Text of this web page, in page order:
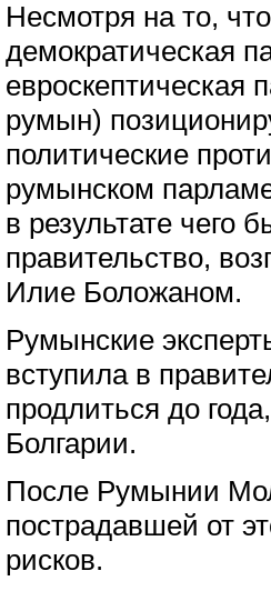
Несмотря на то,
демократическая
евроскептическая
румын)
политические
румынском
в результате чего
правительство,
Илие Боложаном.
Румынские
вступила в
продлиться до
Болгарии.
После Румынии
пострадавшей от
рисков.